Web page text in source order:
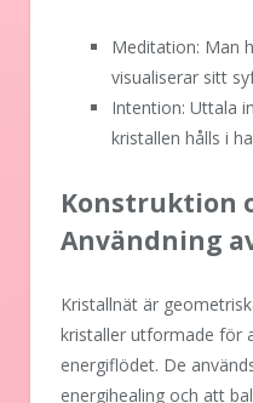
Meditation: Man
visualiserar sitt
Intention: Uttala
kristallen hålls i
Konstruktion
Användning
Kristallnät är
kristaller utformade för
energiflödet. De
energihealing och att